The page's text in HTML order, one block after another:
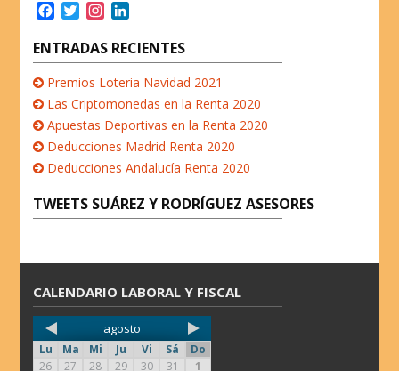
c
e
b
o
k
T
i
t
t
e
r
s
t
a
g
r
a
m
n
k
e
d
n
ENTRADAS RECIENTES
Premios Loteria Navidad 2021
Las Criptomonedas en la Renta 2020
Apuestas Deportivas en la Renta 2020
Deducciones Madrid Renta 2020
Deducciones Andalucía Renta 2020
TWEETS SUÁREZ Y RODRÍGUEZ ASESORES
CALENDARIO LABORAL Y FISCAL
agosto
Lu Ma Mi Ju Vi Sá
Do
26
27 28 29 30 31
1